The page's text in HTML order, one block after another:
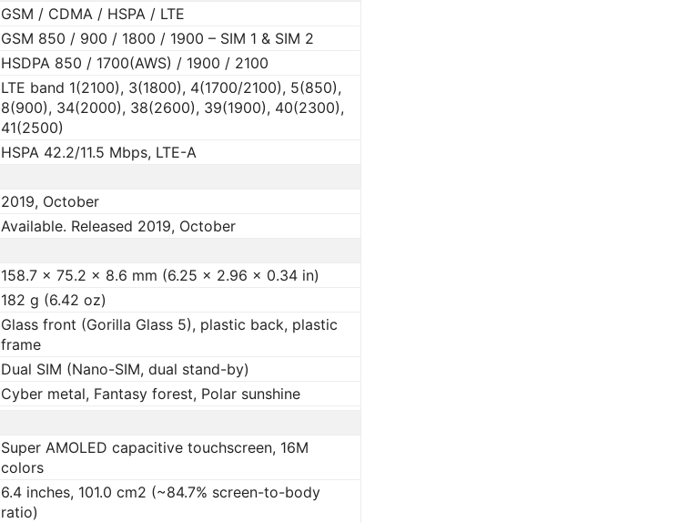
GSM / CDMA / HSPA / LTE
GSM 850 / 900 / 1800 / 1900 – SIM 1 & SIM 2
HSDPA 850 / 1700(AWS) / 1900 / 2100
LTE band 1(2100), 3(1800), 4(1700/2100), 5(850),
8(900), 34(2000), 38(2600), 39(1900), 40(2300),
41(2500)
HSPA 42.2/11.5 Mbps, LTE-A
2019, October
Available. Released 2019, October
158.7 x 75.2 x 8.6 mm (6.25 x 2.96 x 0.34 in)
182 g (6.42 oz)
Glass front (Gorilla Glass 5), plastic back, plastic
frame
Dual SIM (Nano-SIM, dual stand-by)
Cyber ​​metal, Fantasy forest, Polar sunshine
Super AMOLED capacitive touchscreen, 16M
colors
6.4 inches, 101.0 cm2 (~84.7% screen-to-body
ratio)